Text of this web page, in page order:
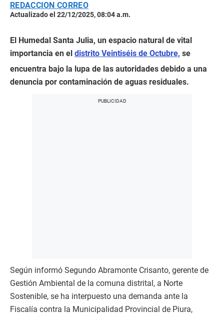
REDACCION CORREO
Actualizado el 22/12/2025, 08:04 a.m.
El Humedal Santa Julia, un espacio natural de vital
importancia en el distrito Veintiséis de Octubre, se
encuentra bajo la lupa de las autoridades debido a una
denuncia por contaminación de aguas residuales.
Según informó Segundo Abramonte Crisanto, gerente de
Gestión Ambiental de la comuna distrital, a Norte
Sostenible, se ha interpuesto una demanda ante la
Fiscalía contra la Municipalidad Provincial de Piura,